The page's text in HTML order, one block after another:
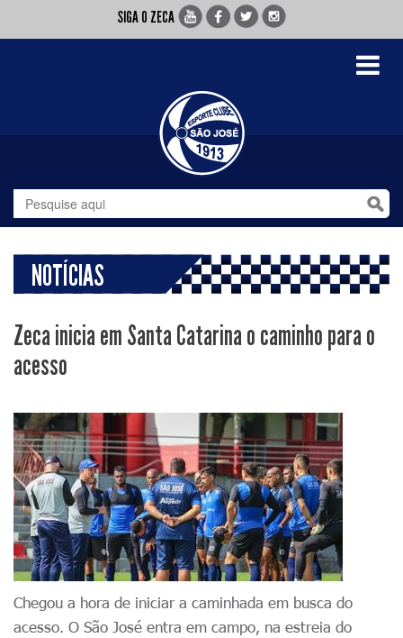
SIGA O ZECA
Toggle
NOTÍCIAS
Zeca inicia em Santa Catarina o caminho para o
acesso
Chegou a hora de iniciar a caminhada em busca do
acesso. O São José entra em campo, na estreia do